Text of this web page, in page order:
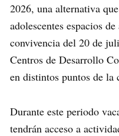
2026, una alternativa
adolescentes espacios
convivencia del 20 de
Centros de Desarrollo
en distintos puntos de la
Durante este periodo
tendrán acceso a